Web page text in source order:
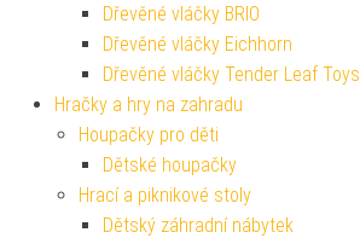
Dřevěné vláčky BRIO
Dřevěné vláčky Eichhorn
Dřevěné vláčky Tender Leaf Toys
Hračky a hry na zahradu
Houpačky pro děti
Dětské houpačky
Hrací a piknikové stoly
Dětský záhradní nábytek